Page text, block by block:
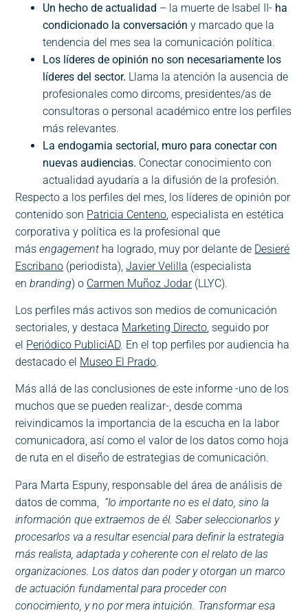
Un hecho de actualidad – la muerte de Isabel II- ha
condicionado la conversación y marcado que la
tendencia del mes sea la comunicación política.
Los líderes de opinión no son necesariamente los
líderes del sector. Llama la atención la ausencia de
profesionales como dircoms, presidentes/as de
consultoras o personal académico entre los perfiles
más relevantes.
La endogamia sectorial, muro para conectar con
nuevas audiencias. Conectar conocimiento con
actualidad ayudaría a la difusión de la profesión.
Respecto a los perfiles del mes, los líderes de opinión por
contenido son Patricia Centeno , especialista en estética
corporativa y política es la profesional que
másengagement ha logrado, muy por delante de Desieré
Escribano (periodista),Javier Velilla (especialista
enbranding) o Carmen Muñoz Jodar(LLYC).
Los perfiles más activos son medios de comunicación
sectoriales, y destaca Marketing Directo, seguido por
el Periódico PubliciAD. En el top perfiles por audiencia ha
destacado el Museo El Prado.
Más allá de las conclusiones de este informe -uno de los
muchos que se pueden realizar-, desde comma
reivindicamos la importancia de la escucha en la labor
comunicadora, así como el valor de los datos como hoja
de ruta en el diseño de estrategias de comunicación.
Para Marta Espuny, responsable del área de análisis de
datos de comma, “lo importante no es el dato, sino la
información que extraemos de él. Saber seleccionarlos y
procesarlos va a resultar esencial para definir la estrategia
más realista, adaptada y coherente con el relato de las
organizaciones. Los datos dan poder y otorgan un marco
de actuación fundamental para proceder con
conocimiento, y no por mera intuición. Transformar esa